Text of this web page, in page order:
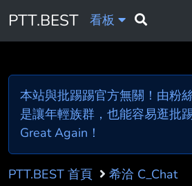
PTT.BEST 看板
本站與批踢踢官方無關！由粉
是讓年輕族群，也能容易逛批
Great Again！
PTT.BEST 首頁 希洽 C_Chat